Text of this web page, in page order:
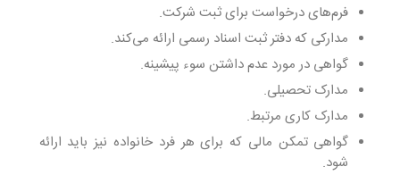
فرم‌های درخواست برای ثبت شرکت.
مدارکی که دفتر ثبت اسناد رسمی ارائه می‌کند.
گواهی در مورد عدم داشتن سوء پیشینه.
مدارک تحصیلی.
مدارک کاری مرتبط.
گواهی تمکن مالی که برای هر فرد خانواده نیز باید ارائه
شود.